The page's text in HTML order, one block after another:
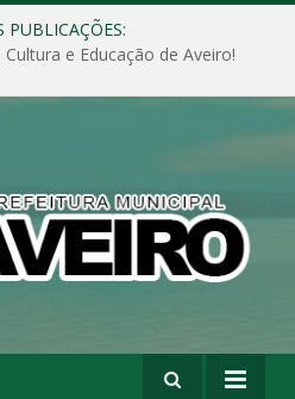
PUBLICAÇÕES:
e Educação de Aveiro!